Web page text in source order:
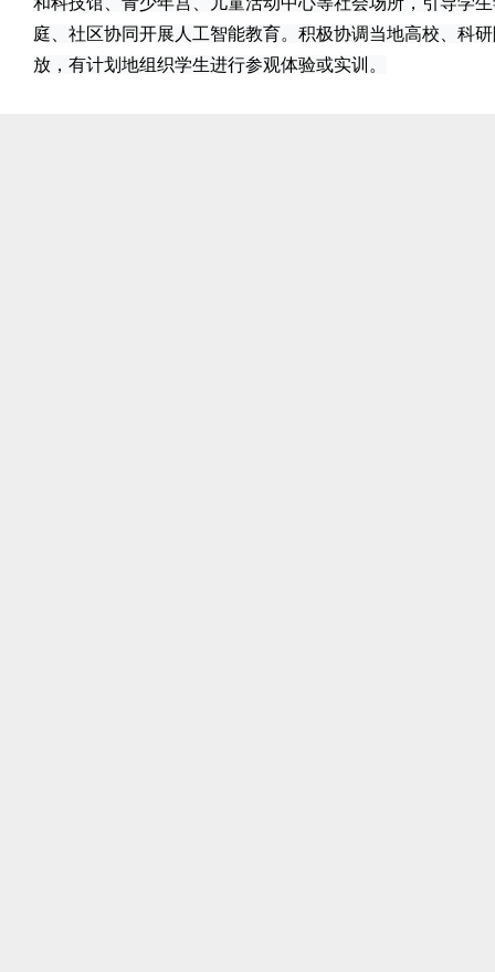
庭、社区协同开展人工智能教育。积极协调当地高校、科
放，有计划地组织学生进行参观体验或实训。